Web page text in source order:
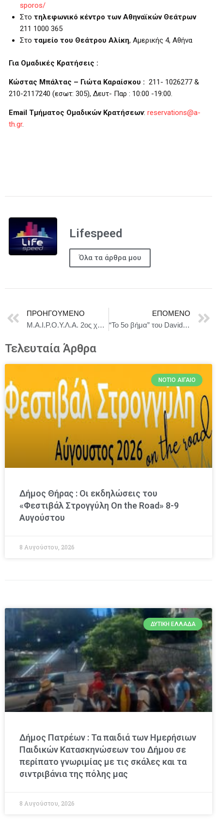
sporos/
Στο τηλεφωνικό κέντρο των Αθηναϊκών Θεάτρων
211 1000 365
Στο ταμείο του Θεάτρου Αλίκη, Αμερικής 4, Aθήνα
Για Ομαδικές Κρατήσεις :
Κώστας Μπάλτας – Γιώτα Καραίσκου : 211- 1026277 &
210-2117240 (εσωτ: 305), Δευτ- Παρ : 10:00 -19:00.
Εmail Τμήματος Ομαδικών Κρατήσεων: reservations@a-
th.gr.
Lifespeed
Όλα τα άρθρα μου
ΠΡΟΗΓΟΎΜΕΝΟ
Μ.Α.Ι.Ρ.Ο.Υ.Λ.Α. 2ος χρόνος – Θέατρο Μικρό Χόρν – Έναρξη: Δευτέρα 6 Οκτωβρίου
ΕΠΌΜΕΝΟ
“To 5ο βήμα” του David Ireland – Θέατρο Μικρό Χόρν – Από 24 Νοεμβρίου
Τελευταία Άρθρα
ΝΌΤΙΟ ΑΙΓΑΊΟ
Δήμος Θήρας : Οι εκδηλώσεις του
«Φεστιβάλ Στρογγύλη On the Road» 8-9
Αυγούστου
8 Αυγούστου, 2026
ΔΥΤΙΚΉ ΕΛΛΆΔΑ
Δήμος Πατρέων : Τα παιδιά των Ημερήσιων
Παιδικών Κατασκηνώσεων του Δήμου σε
περίπατο γνωριμίας με τις σκάλες και τα
σιντριβάνια της πόλης μας
8 Αυγούστου, 2026